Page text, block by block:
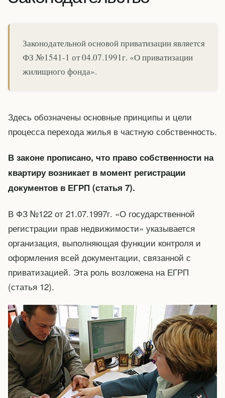
Законодательной основой приватизации является
ФЗ №1541-1 от 04.07.1991г. «О приватизации
жилищного фонда».
Здесь обозначены основные принципы и цели
процесса перехода жилья в частную собственность.
В законе прописано, что право собственности на
квартиру возникает в момент регистрации
документов в ЕГРП (статья 7).
В ФЗ №122 от 21.07.1997г. «О государственной
регистрации прав недвижимости» указывается
организация, выполняющая функции контроля и
оформления всей документации, связанной с
приватизацией. Эта роль возложена на ЕГРП
(статья 12).